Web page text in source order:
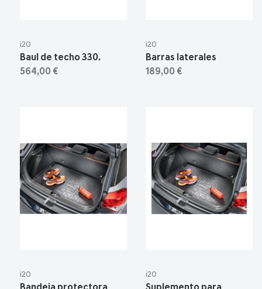
i20
Baul de techo 330.
564,00 €
i20
Barras laterales
189,00 €
i20 i20